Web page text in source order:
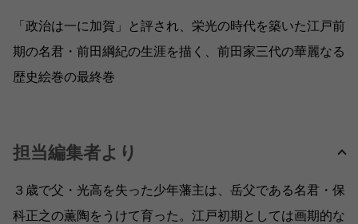
「政治は一に加賀」と評され、栄光の時代を築いた江戸前
期の名君・前田綱紀の生涯を描く、前田家三代の華麗なる
歴史絵巻の最終巻
担当編集者より
３歳で父・光高を失った少年藩主は、岳父である名君・保
科正之の薫陶をうけて育った。江戸初期としては画期的な